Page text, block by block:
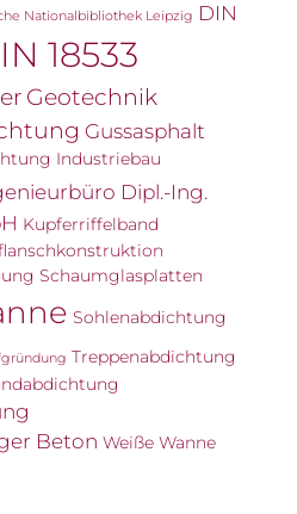
Nationalbibliothek Leipzig DIN
18533
Geotechnik
Gussasphalt
Industriebau
Dipl.-Ing.
Kupferriffelband
Schaumglasplatten
Sohlenabdichtung
Treppenabdichtung
Beton Weiße Wanne